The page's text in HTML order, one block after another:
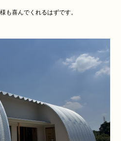
も喜んでくれるはずです。